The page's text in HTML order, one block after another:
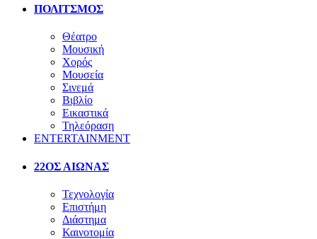
ΠΟΛΙΤΣΜΟΣ
Θέατρο
Μουσική
Χορός
Μουσεία
Σινεμά
Βιβλίο
Εικαστικά
Τηλεόραση
ENTERTAINMENT
22ΟΣ ΑΙΩΝΑΣ
Τεχνολογία
Επιστήμη
Διάστημα
Καινοτομία